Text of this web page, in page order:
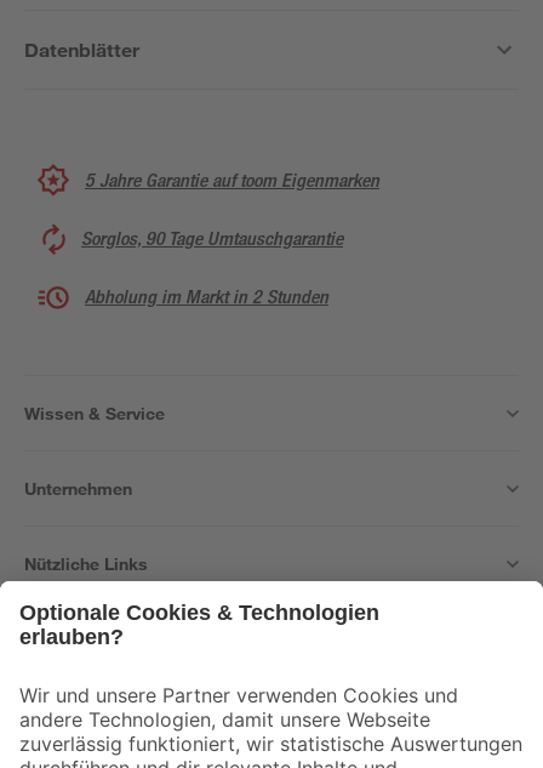
Datenblätter
5 Jahre Garantie auf toom Eigenmarken
Sorglos, 90 Tage Umtauschgarantie
Abholung im Markt in 2 Stunden
Wissen & Service
Unternehmen
Nützliche Links
Der toom Newsletter: Keine Angebote und Aktionen mehr verpassen!
Zur Newsletter Anmeldung